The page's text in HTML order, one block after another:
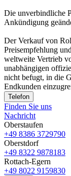
Die unverbindliche
Ankündigung
Der Verkauf von
Preisempfehlung
weltweite Vertrieb
unabhängigen
nicht befugt, in die
Endkunden
Telefon
Finden Sie uns
Nachricht
Oberstaufen
+49 8386 3729790
Oberstdorf
+49 8322 9878183
Rottach-Egern
+49 8022 9159830